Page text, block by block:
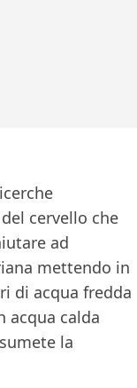
cervello che
ad
mettendo in
di acqua fredda
acqua calda
la